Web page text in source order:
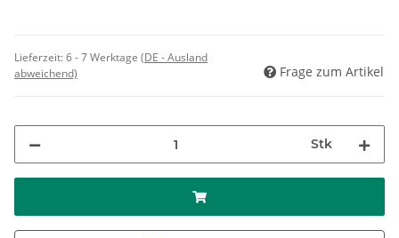
Lieferzeit:6 - 7 Werktage (DE - Ausland
abweichend)
Frage zum Artikel
Stk